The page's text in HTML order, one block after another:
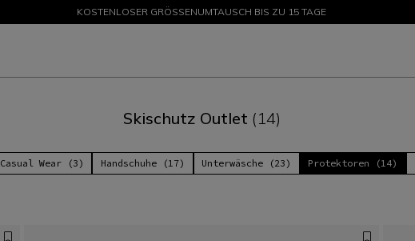
SALE BIS ZU -50 % – JETZT SHOPPEN
KOSTENLOSER GRÖSSENUMTAUSCH BIS ZU 15 TAGE
Skischutz Outlet (14)
Casual Wear (3) Handschuhe (17) Unterwäsche (23) Protektoren (14)